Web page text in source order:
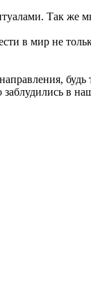
Так же
в мир не
в